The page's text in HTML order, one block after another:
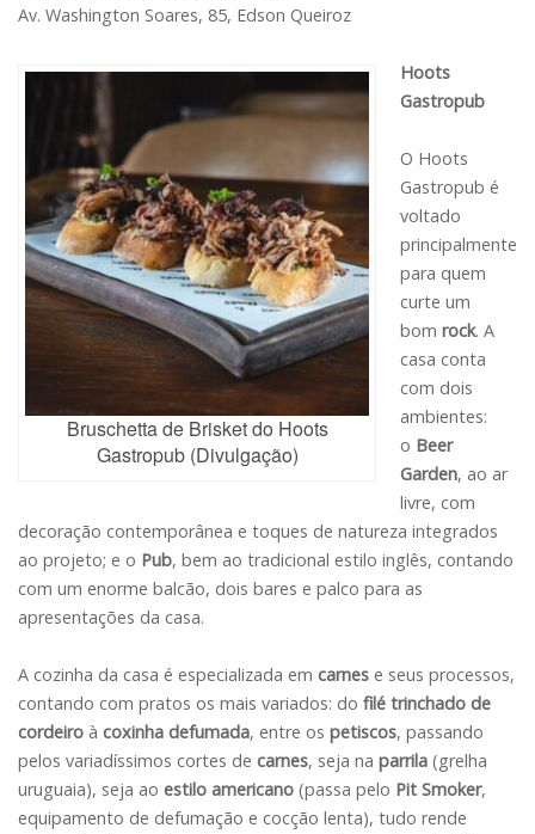
Av. Washington Soares, 85, Edson Queiroz
Bruschetta de Brisket do Hoots
Gastropub (Divulgação)
Hoots
Gastropub
O Hoots
Gastropub é
voltado
principalmente
para quem
curte um
bom rock. A
casa conta
com dois
ambientes:
o Beer
Garden, ao ar
livre, com
decoração contemporânea e toques de natureza integrados
ao projeto; e o Pub, bem ao tradicional estilo inglês, contando
com um enorme balcão, dois bares e palco para as
apresentações da casa.
A cozinha da casa é especializada em carnes e seus processos,
contando com pratos os mais variados: do filé trinchado de
cordeiro à coxinha defumada, entre os petiscos, passando
pelos variadíssimos cortes de carnes, seja na parrila (grelha
uruguaia), seja ao estilo americano (passa pelo Pit Smoker,
equipamento de defumação e cocção lenta), tudo rende